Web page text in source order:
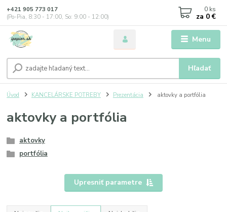
Menu
Hľadať
+421 905 773 017
(Po-Pia, 8:30 - 17:00, So: 9:00 - 12:00)
0 ks
za 0 €
Úvod KANCELÁRSKE POTREBY Prezentácia aktovky a portfólia
aktovky a portfólia
aktovky
portfólia
Upresniť parametre